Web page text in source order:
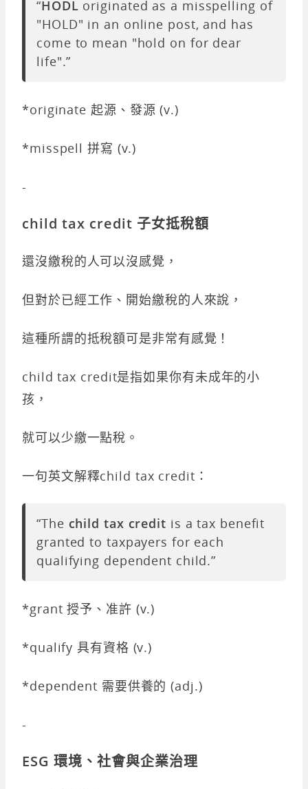
“HODL originated as a misspelling of
"HOLD" in an online post, and has
come to mean "hold on for dear
life".”
*originate 起源、發源 (v.)
*misspell 拼寫 (v.)
-
child tax credit 子女抵稅額
還沒繳稅的人可以沒感覺，
但對於已經工作、開始繳稅的人來說，
這種所謂的抵稅額可是非常有感覺！
child tax credit是指如果你有未成年的小
孩，
就可以少繳一點稅。
一句英文解釋child tax credit：
“The child tax credit is a tax benefit
granted to taxpayers for each
qualifying dependent child.”
*grant 授予、准許 (v.)
*qualify 具有資格 (v.)
*dependent 需要供養的 (adj.)
-
ESG 環境、社會與企業治理